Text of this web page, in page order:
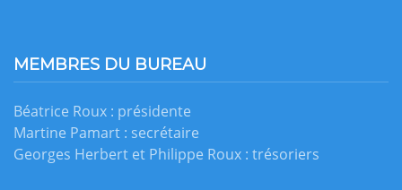
MEMBRES DU BUREAU
Béatrice Roux : présidente
Martine Pamart : secrétaire
Georges Herbert et Philippe Roux : trésoriers